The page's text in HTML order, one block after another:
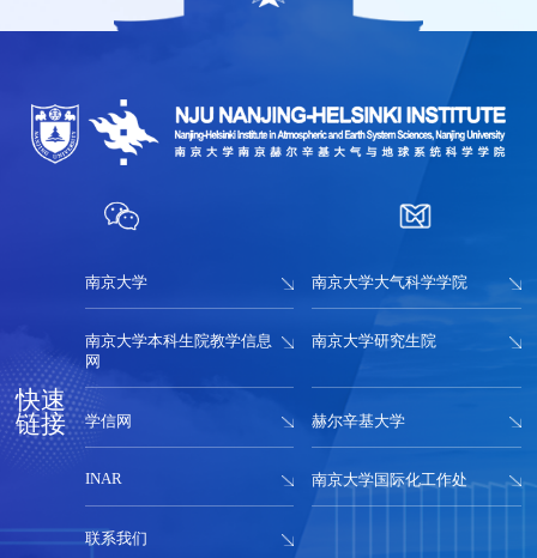
气候与全球变化研究院成立
快速
链接
南京大学 南京大学大气科学学院
南京大学本科生院教学信息
网
南京大学研究生院
学信网 赫尔辛基大学
INAR 南京大学国际化工作处
联系我们